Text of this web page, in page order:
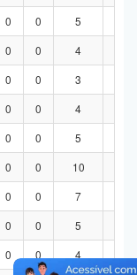
0 0 5
0 0 4
0 0 3
0 0 4
0 0 5
0 0 10
0 0 7
0 0 5
0 0 4